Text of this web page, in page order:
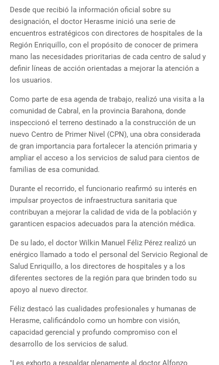
Desde que recibió la información oficial sobre su
designación, el doctor Herasme inició una serie de
encuentros estratégicos con directores de hospitales de la
Región Enriquillo, con el propósito de conocer de primera
mano las necesidades prioritarias de cada centro de salud y
definir líneas de acción orientadas a mejorar la atención a
los usuarios.
Como parte de esa agenda de trabajo, realizó una visita a la
comunidad de Cabral, en la provincia Barahona, donde
inspeccionó el terreno destinado a la construcción de un
nuevo Centro de Primer Nivel (CPN), una obra considerada
de gran importancia para fortalecer la atención primaria y
ampliar el acceso a los servicios de salud para cientos de
familias de esa comunidad.
Durante el recorrido, el funcionario reafirmó su interés en
impulsar proyectos de infraestructura sanitaria que
contribuyan a mejorar la calidad de vida de la población y
garanticen espacios adecuados para la atención médica.
De su lado, el doctor Wilkin Manuel Féliz Pérez realizó un
enérgico llamado a todo el personal del Servicio Regional de
Salud Enriquillo, a los directores de hospitales y a los
diferentes sectores de la región para que brinden todo su
apoyo al nuevo director.
Féliz destacó las cualidades profesionales y humanas de
Herasme, calificándolo como un hombre con visión,
capacidad gerencial y profundo compromiso con el
desarrollo de los servicios de salud.